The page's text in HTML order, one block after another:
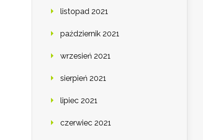
listopad 2021
październik 2021
wrzesień 2021
sierpień 2021
lipiec 2021
czerwiec 2021